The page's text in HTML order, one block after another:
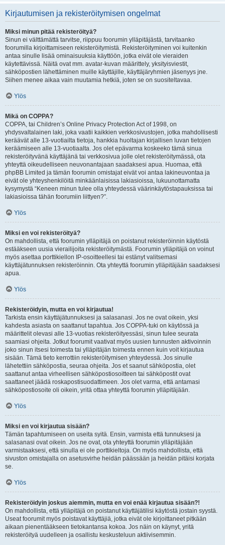
Kirjautumisen ja rekisteröitymisen ongelmat
Miksi minun pitää rekisteröityä?
Sinun ei välttämättä tarvitse, riippuu foorumin ylläpitäjästä, tarvitaanko
foorumilla kirjoittamiseen rekisteröitymistä. Rekisteröityminen voi kuitenkin
antaa sinulle lisää ominaisuuksia käyttöön, jotka eivät ole vieraiden
käytettävissä. Näitä ovat mm. avatar-kuvan määrittely, yksityisviestit,
sähköpostien lähettäminen muille käyttäjille, käyttäjäryhmien jäsenyys jne.
Siihen menee aikaa vain muutamia hetkiä, joten se on suositeltavaa.
Ylös
Mikä on COPPA?
COPPA, tai Children’s Online Privacy Protection Act of 1998, on
yhdysvaltalainen laki, joka vaatii kaikkien verkkosivustojen, jotka mahdollisesti
keräävät alle 13-vuotiailta tietoja, hankkia huoltajan kirjallisen luvan tietojen
keräämiseen alle 13-vuotiaalta. Jos olet epävarma koskeeko tämä sinua
rekisteröityvänä käyttäjänä tai verkkosivua jolle olet rekisteröitymässä, ota
yhteyttä oikeudelliseen neuvonantajaan saadaksesi apua. Huomaa, että
phpBB Limited ja tämän foorumin omistajat eivät voi antaa lakineuvontaa ja
eivät ole yhteyshenkilöitä minkäänlaisissa lakiasioissa, lukuunottamatta
kysymystä “Keneen minun tulee olla yhteydessä väärinkäytöstapauksissa tai
lakiasioissa tähän foorumiin liittyen?”.
Ylös
Miksi en voi rekisteröityä?
On mahdollista, että foorumin ylläpitäjä on poistanut rekisteröinnin käytöstä
estääkseen uusia vierailijoita rekisteröitymästä. Foorumin ylläpitäjä on voinut
myös asettaa porttikiellon IP-osoitteellesi tai estänyt valitsemasi
käyttäjätunnuksen rekisteröinnin. Ota yhteyttä foorumin ylläpitäjään saadaksesi
apua.
Ylös
Rekisteröidyin, mutta en voi kirjautua!
Tarkista ensin käyttäjätunnuksesi ja salasanasi. Jos ne ovat oikein, yksi
kahdesta asiasta on saattanut tapahtua. Jos COPPA-tuki on käytössä ja
määrittelit olevasi alle 13-vuotias rekisteröityessäsi, sinun tulee seurata
saamiasi ohjeita. Jotkut foorumit vaativat myös uusien tunnusten aktivoinnin
joko sinun itsesi toimesta tai ylläpitäjän toimesta ennen kuin voit kirjautua
sisään. Tämä tieto kerrottiin rekisteröitymisen yhteydessä. Jos sinulle
lähetettiin sähköpostia, seuraa ohjeita. Jos et saanut sähköpostia, olet
saattanut antaa virheellisen sähköpostiosoitteen tai sähköpostit ovat
saattaneet jäädä roskapostisuodattimeen. Jos olet varma, että antamasi
sähköpostiosoite oli oikein, yritä ottaa yhteyttä foorumin ylläpitäjään.
Ylös
Miksi en voi kirjautua sisään?
Tämän tapahtumiseen on useita syitä. Ensin, varmista että tunnuksesi ja
salasanasi ovat oikein. Jos ne ovat, ota yhteyttä foorumin ylläpitäjään
varmistaaksesi, että sinulla ei ole porttikieltoja. On myös mahdollista, että
sivuston omistajalla on asetusvirhe heidän päässään ja heidän pitäisi korjata
se.
Ylös
Rekisteröidyin joskus aiemmin, mutta en voi enää kirjautua sisään?!
On mahdollista, että ylläpitäjä on poistanut käyttäjätilisi käytöstä jostain syystä.
Useat foorumit myös poistavat käyttäjiä, jotka eivät ole kirjoittaneet pitkään
aikaan pienentääkseen tietokantansa kokoa. Jos näin on käynyt, yritä
rekisteröityä uudelleen ja osallistu keskusteluun aktiivisemmin.